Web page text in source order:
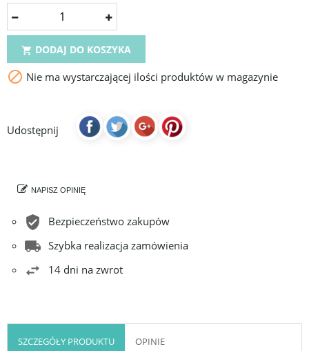
 DODAJ DO KOSZYKA
 Nie ma wystarczającej ilości produktów w magazynie
Udostępnij
NAPISZ OPINIĘ
Bezpieczeństwo zakupów
Szybka realizacja zamówienia
14 dni na zwrot
SZCZEGÓŁY PRODUKTU OPINIE